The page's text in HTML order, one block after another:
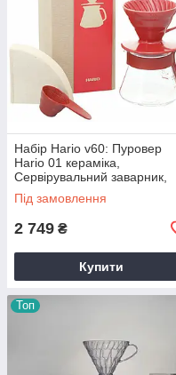
Набір Hario v60: Пуровер
Hario 01 кераміка,
Сервірувальний заварник,
Фільтри
Під замовлення
2 749 ₴
Купити
Топ